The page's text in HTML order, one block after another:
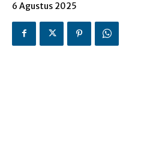
6 Agustus 2025